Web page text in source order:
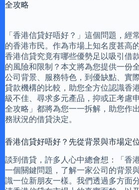
全攻略
「香港信貸好唔好？」這個問題，經
的香港市民。作為市場上知名度甚高
香港信貸究竟有哪些優勢足以吸引借
的風險和限制？本文將為您提供一份
公司背景、服務特色，到優缺點、實
貸款機構的比較，助您全方位認識香
級不佳、尋求多元產品，抑或正考慮
全攻略」都將為您一一拆解，助您作
務狀況的借貸決定。
香港信貸好唔好？先從背景與市場定
談到借貸，許多人心中總會想：「香
一個關鍵問題，了解一家公司的背景
識一位新朋友一樣。我們透過多方面